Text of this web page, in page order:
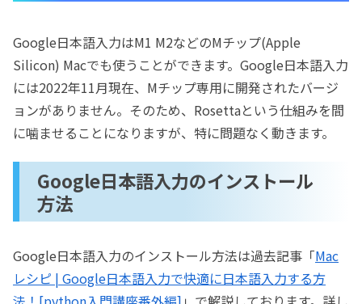
Google日本語入力はM1 M2などのMチップ(Apple
Silicon) Macでも使うことができます。Google日本語入力
には2022年11月現在、Mチップ専用に開発されたバージ
ョンがありません。そのため、Rosettaという仕組みを間
に噛ませることになりますが、特に問題なく動きます。
Google日本語入力のインストール
方法
Google日本語入力のインストール方法は過去記事「Mac
レシピ | Google日本語入力で快適に日本語入力する方